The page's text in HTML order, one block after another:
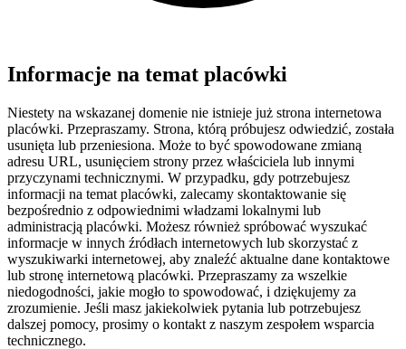
Informacje na temat placówki
Niestety na wskazanej domenie nie istnieje już strona internetowa
placówki. Przepraszamy. Strona, którą próbujesz odwiedzić, została
usunięta lub przeniesiona. Może to być spowodowane zmianą
adresu URL, usunięciem strony przez właściciela lub innymi
przyczynami technicznymi. W przypadku, gdy potrzebujesz
informacji na temat placówki, zalecamy skontaktowanie się
bezpośrednio z odpowiednimi władzami lokalnymi lub
administracją placówki. Możesz również spróbować wyszukać
informacje w innych źródłach internetowych lub skorzystać z
wyszukiwarki internetowej, aby znaleźć aktualne dane kontaktowe
lub stronę internetową placówki. Przepraszamy za wszelkie
niedogodności, jakie mogło to spowodować, i dziękujemy za
zrozumienie. Jeśli masz jakiekolwiek pytania lub potrzebujesz
dalszej pomocy, prosimy o kontakt z naszym zespołem wsparcia
technicznego.